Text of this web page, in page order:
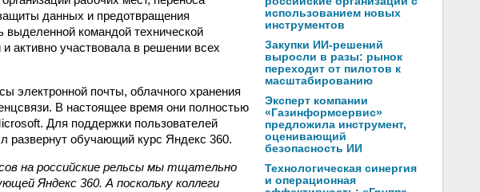
данных и предотвращения
командой технической
активно участвовала в решении всех
электронной почты, облачного хранения
В настоящее время они полностью
Для поддержки пользователей
развернут обучающий курс Яндекс 360.
на российские рельсы мы тщательно
Яндекс 360. А поскольку коллеги
использованием новых
инструментов
Закупки ИИ-решений
выросли в разы: рынок
переходит от пилотов к
масштабированию
Эксперт компании
«Газинформсервис»
предложила инструмент,
оценивающий
безопасность ИИ
Технологическая синергия
и операционная